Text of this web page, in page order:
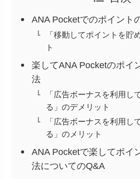
ANA Pocketでのポイント
「移動してポイントを貯
ト
楽してANA Pocketのポイ
法
「広告ボーナスを利用し
る」のデメリット
「広告ボーナスを利用し
る」のメリット
ANA Pocketで楽してポイ
法についてのQ&A